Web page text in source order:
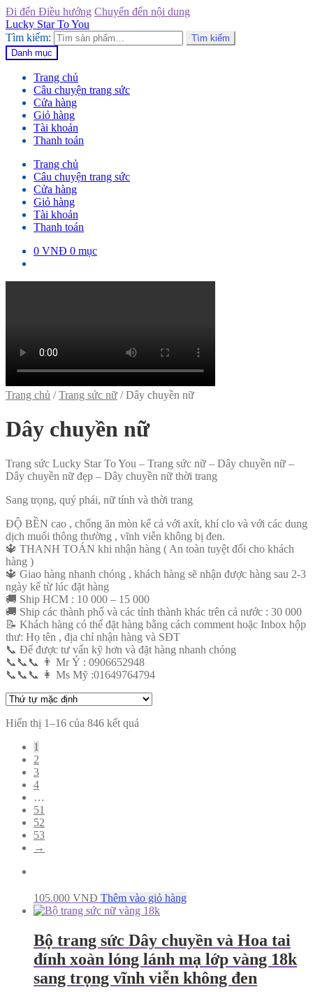
Đi đến Điều hướng Chuyển đến nội dung
Lucky Star To You
Tìm kiếm:
Tìm kiếm
Danh mục
Trang chủ
Câu chuyện trang sức
Cửa hàng
Giỏ hàng
Tài khoản
Thanh toán
Trang chủ
Câu chuyện trang sức
Cửa hàng
Giỏ hàng
Tài khoản
Thanh toán
0 VNĐ 0 mục
Trang chủ /Trang sức nữ /Dây chuyền nữ
Dây chuyền nữ
Trang sức Lucky Star To You – Trang sức nữ – Dây chuyền nữ –
Dây chuyền nữ đẹp – Dây chuyền nữ thời trang
Sang trọng, quý phái, nữ tính và thời trang
ĐỘ BỀN cao , chống ăn mòn kể cả với axít, khí clo và với các dung
dịch muối thông thường , vĩnh viễn không bị đen.
🔱 THANH TOÁN khi nhận hàng ( An toàn tuyệt đối cho khách
hàng )
🔱 Giao hàng nhanh chóng , khách hàng sẽ nhận được hàng sau 2-3
ngày kể từ lúc đặt hàng
🚚 Ship HCM : 10 000 – 15 000
🚚 Ship các thành phố và các tỉnh thành khác trên cả nước : 30 000
📝 Khách hàng có thể đặt hàng bằng cách comment hoặc Inbox hộp
thư: Họ tên , địa chỉ nhận hàng và SĐT
📞 Để được tư vấn kỹ hơn và đặt hàng nhanh chóng
📞 📞 📞 👨 Mr Ý : 0906652948
📞 📞 📞 👩 Ms Mỹ :01649764794
Hiển thị 1–16 của 846 kết quả
1
2
3
4
…
51
52
53
→
105.000 VNĐ Thêm vào giỏ hàng
Bộ trang sức Dây chuyền và Hoa tai
đính xoàn lóng lánh mạ lớp vàng 18k
sang trọng vĩnh viễn không đen